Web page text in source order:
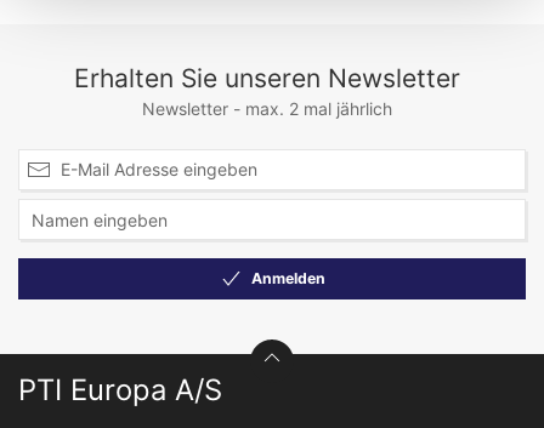
Erhalten Sie unseren Newsletter
Newsletter - max. 2 mal jährlich
Anmelden
PTI Europa A/S